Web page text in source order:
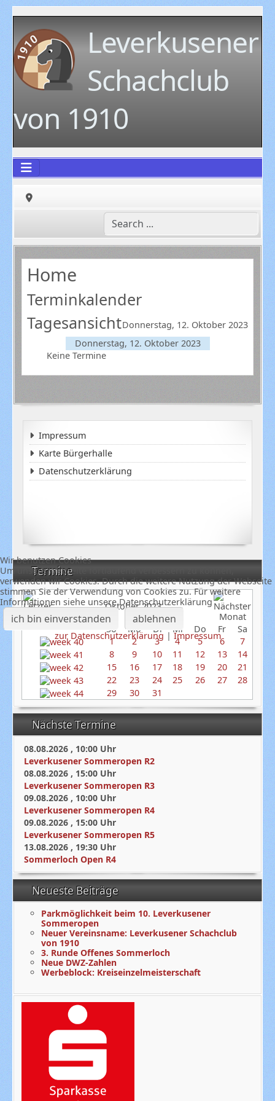
Leverkusener
Schachclub
von 1910
Termine
Oktober 2023
So
Mo Di Mi Do Fr
Sa
1
2 3 4 5 6
7
8
9 10 11 12 13
14
15
16 17 18 19 20
21
22
23 24 25 26 27
28
29
30 31
Nächste Termine
08.08.2026 , 10:00 Uhr
Leverkusener Sommeropen R2
08.08.2026 , 15:00 Uhr
Leverkusener Sommeropen R3
09.08.2026 , 10:00 Uhr
Leverkusener Sommeropen R4
09.08.2026 , 15:00 Uhr
Leverkusener Sommeropen R5
13.08.2026 , 19:30 Uhr
Sommerloch Open R4
Neueste Beiträge
Parkmöglichkeit beim 10. Leverkusener
Sommeropen
Neuer Vereinsname: Leverkusener Schachclub
von 1910
3. Runde Offenes Sommerloch
Neue DWZ-Zahlen
Werbeblock: Kreiseinzelmeisterschaft
Home
Terminkalender
TagesansichtDonnerstag, 12. Oktober 2023
Donnerstag, 12. Oktober 2023
Keine Termine
Impressum
Karte Bürgerhalle
Datenschutzerklärung
Wir benutzen Cookies
Um unsere Webseite fortlaufend verbessern zu können,
verwenden wir Cookies. Durch die weitere Nutzung der Webseite
stimmen Sie der Verwendung von Cookies zu. Für weitere
Informationen siehe unsere Datenschutzerklärung
ich bin einverstanden ablehnen
zur Datenschutzerklärung |Impressum